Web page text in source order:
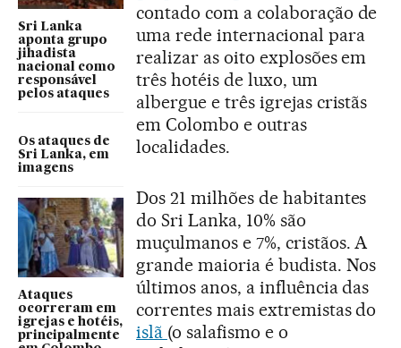
Sri Lanka
aponta grupo
jihadista
nacional como
responsável
pelos ataques
Os ataques de
Sri Lanka, em
imagens
Ataques
ocorreram em
igrejas e hotéis,
principalmente
contado com a colaboração de
uma rede internacional para
realizar as oito explosões em
três hotéis de luxo, um
albergue e três igrejas cristãs
em Colombo e outras
localidades.
Dos 21 milhões de habitantes
do Sri Lanka, 10% são
muçulmanos e 7%, cristãos. A
grande maioria é budista. Nos
últimos anos, a influência das
correntes mais extremistas do
islã (o salafismo e o